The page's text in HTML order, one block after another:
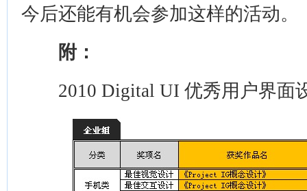
今后还能有机会参加这样的活动
附：
2010 Digital UI 优秀用户界面